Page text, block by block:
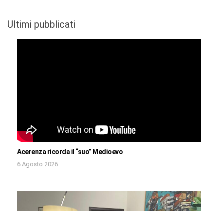
Ultimi pubblicati
Acerenza ricorda il “suo” Medioevo
6 Agosto 2026